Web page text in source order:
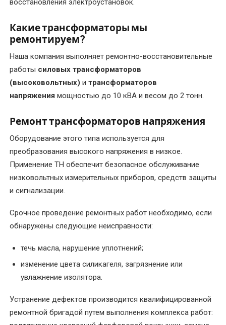
и
запчасти
по
электрооборудованию
коллекторных
электродвигателей
Перемотка
электродвигателя
электродвигателя
ротора
электродвигателя
Перемотка
восстановления электроустановок.
Какие трансформаторы мы
ремонтируем?
Наша компания выполняет ремонтно-восстановительные
работы силовых трансформаторов
(высоковольтных) и трансформаторов
напряжения мощностью до 10 кВА и весом до 2 тонн.
Ремонт трансформаторов напряжения
Оборудование этого типа используется для
преобразования высокого напряжения в низкое.
Применение ТН обеспечит безопасное обслуживание
низковольтных измерительных приборов, средств защиты
и сигнализации.
Срочное проведение ремонтных работ необходимо, если
обнаружены следующие неисправности:
течь масла, нарушение уплотнений;
изменение цвета силикагеля, загрязнение или
увлажнение изолятора.
Устранение дефектов производится квалифицированной
ремонтной бригадой путем выполнения комплекса работ: